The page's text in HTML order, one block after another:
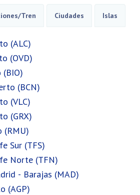
Tren Ciudades Islas
(ALC)
(OVD)
(BCN)
(VLC)
(GRX)
(RMU)
Sur (TFS)
Norte (TFN)
- Barajas (MAD)
(AGP)